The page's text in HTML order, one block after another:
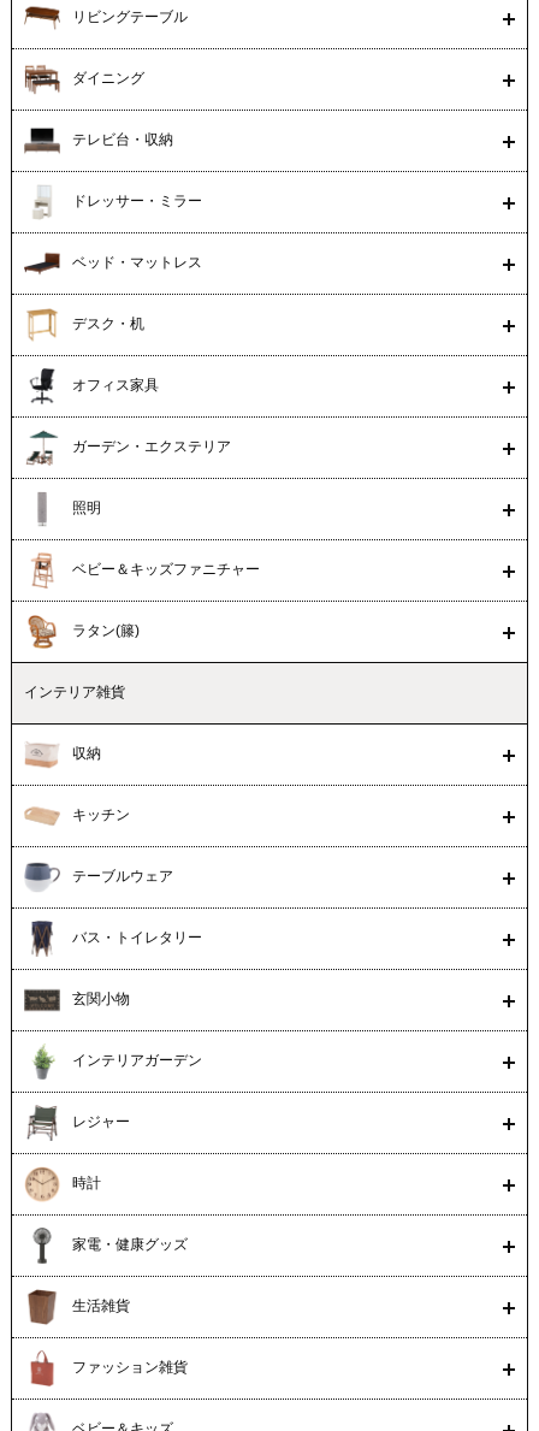
リビングテーブル
ダイニング
テレビ台・収納
ドレッサー・ミラー
ベッド・マットレス
デスク・机
オフィス家具
ガーデン・エクステリア
照明
ベビー＆キッズファニチャー
ラタン(籐)
インテリア雑貨
収納
キッチン
テーブルウェア
バス・トイレタリー
玄関小物
インテリアガーデン
レジャー
時計
家電・健康グッズ
生活雑貨
ファッション雑貨